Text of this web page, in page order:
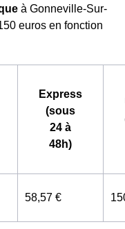
à Gonneville-Sur-
euros en fonction
Express
(sous
24 à
48h)
58,57 €